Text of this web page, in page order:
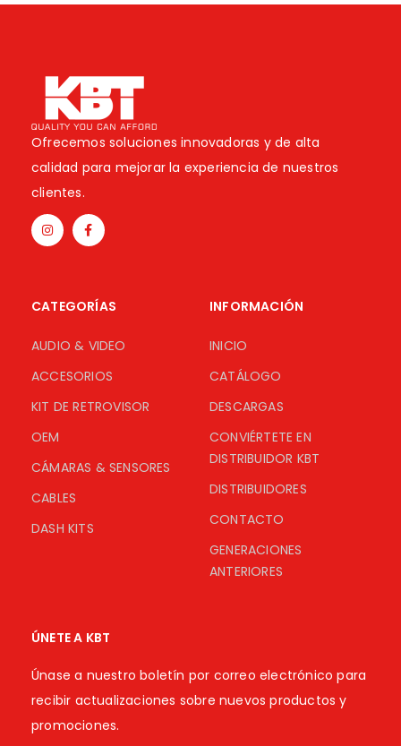
Ofrecemos soluciones innovadoras y de alta
calidad para mejorar la experiencia de nuestros
clientes.
CATEGORÍAS
AUDIO & VIDEO
ACCESORIOS
KIT DE RETROVISOR
OEM
CÁMARAS & SENSORES
CABLES
DASH KITS
INFORMACIÓN
INICIO
CATÁLOGO
DESCARGAS
CONVIÉRTETE EN
DISTRIBUIDOR KBT
DISTRIBUIDORES
CONTACTO
GENERACIONES
ANTERIORES
ÚNETE A KBT
Únase a nuestro boletín por correo electrónico para
recibir actualizaciones sobre nuevos productos y
promociones.